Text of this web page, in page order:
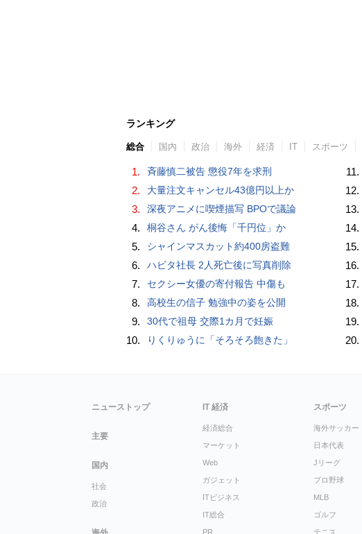
ランキング
総合 国内 政治 海外 経済 IT スポーツ
1. 斉藤慎二被告 懲役7年を求刑
2. 大量注文キャンセル43億円以上か
3. 深夜アニメに喫煙描写 BPOで議論
4. 桐谷さん がん後悔「千円位」か
5. シャインマスカット約400房盗難
6. ハビタ社長 2人死亡後に写真削除
7. セクシー女優の寄付報告 中傷も
8. 高校生の信子 勉強中の姿を公開
9. 30代で祖母 交際1カ月で妊娠
10. りくりゅうに「そろそろ飽きた」
11.
12.
13.
14.
15.
16.
17.
18.
19.
20.
ニューストップ
主要
国内
社会
政治
IT 経済
経済総合
マーケット
Web
ガジェット
ITビジネス
IT総合
PR
スポーツ
海外サッカー
日本代表
Jリーグ
プロ野球
MLB
ゴルフ
テニス